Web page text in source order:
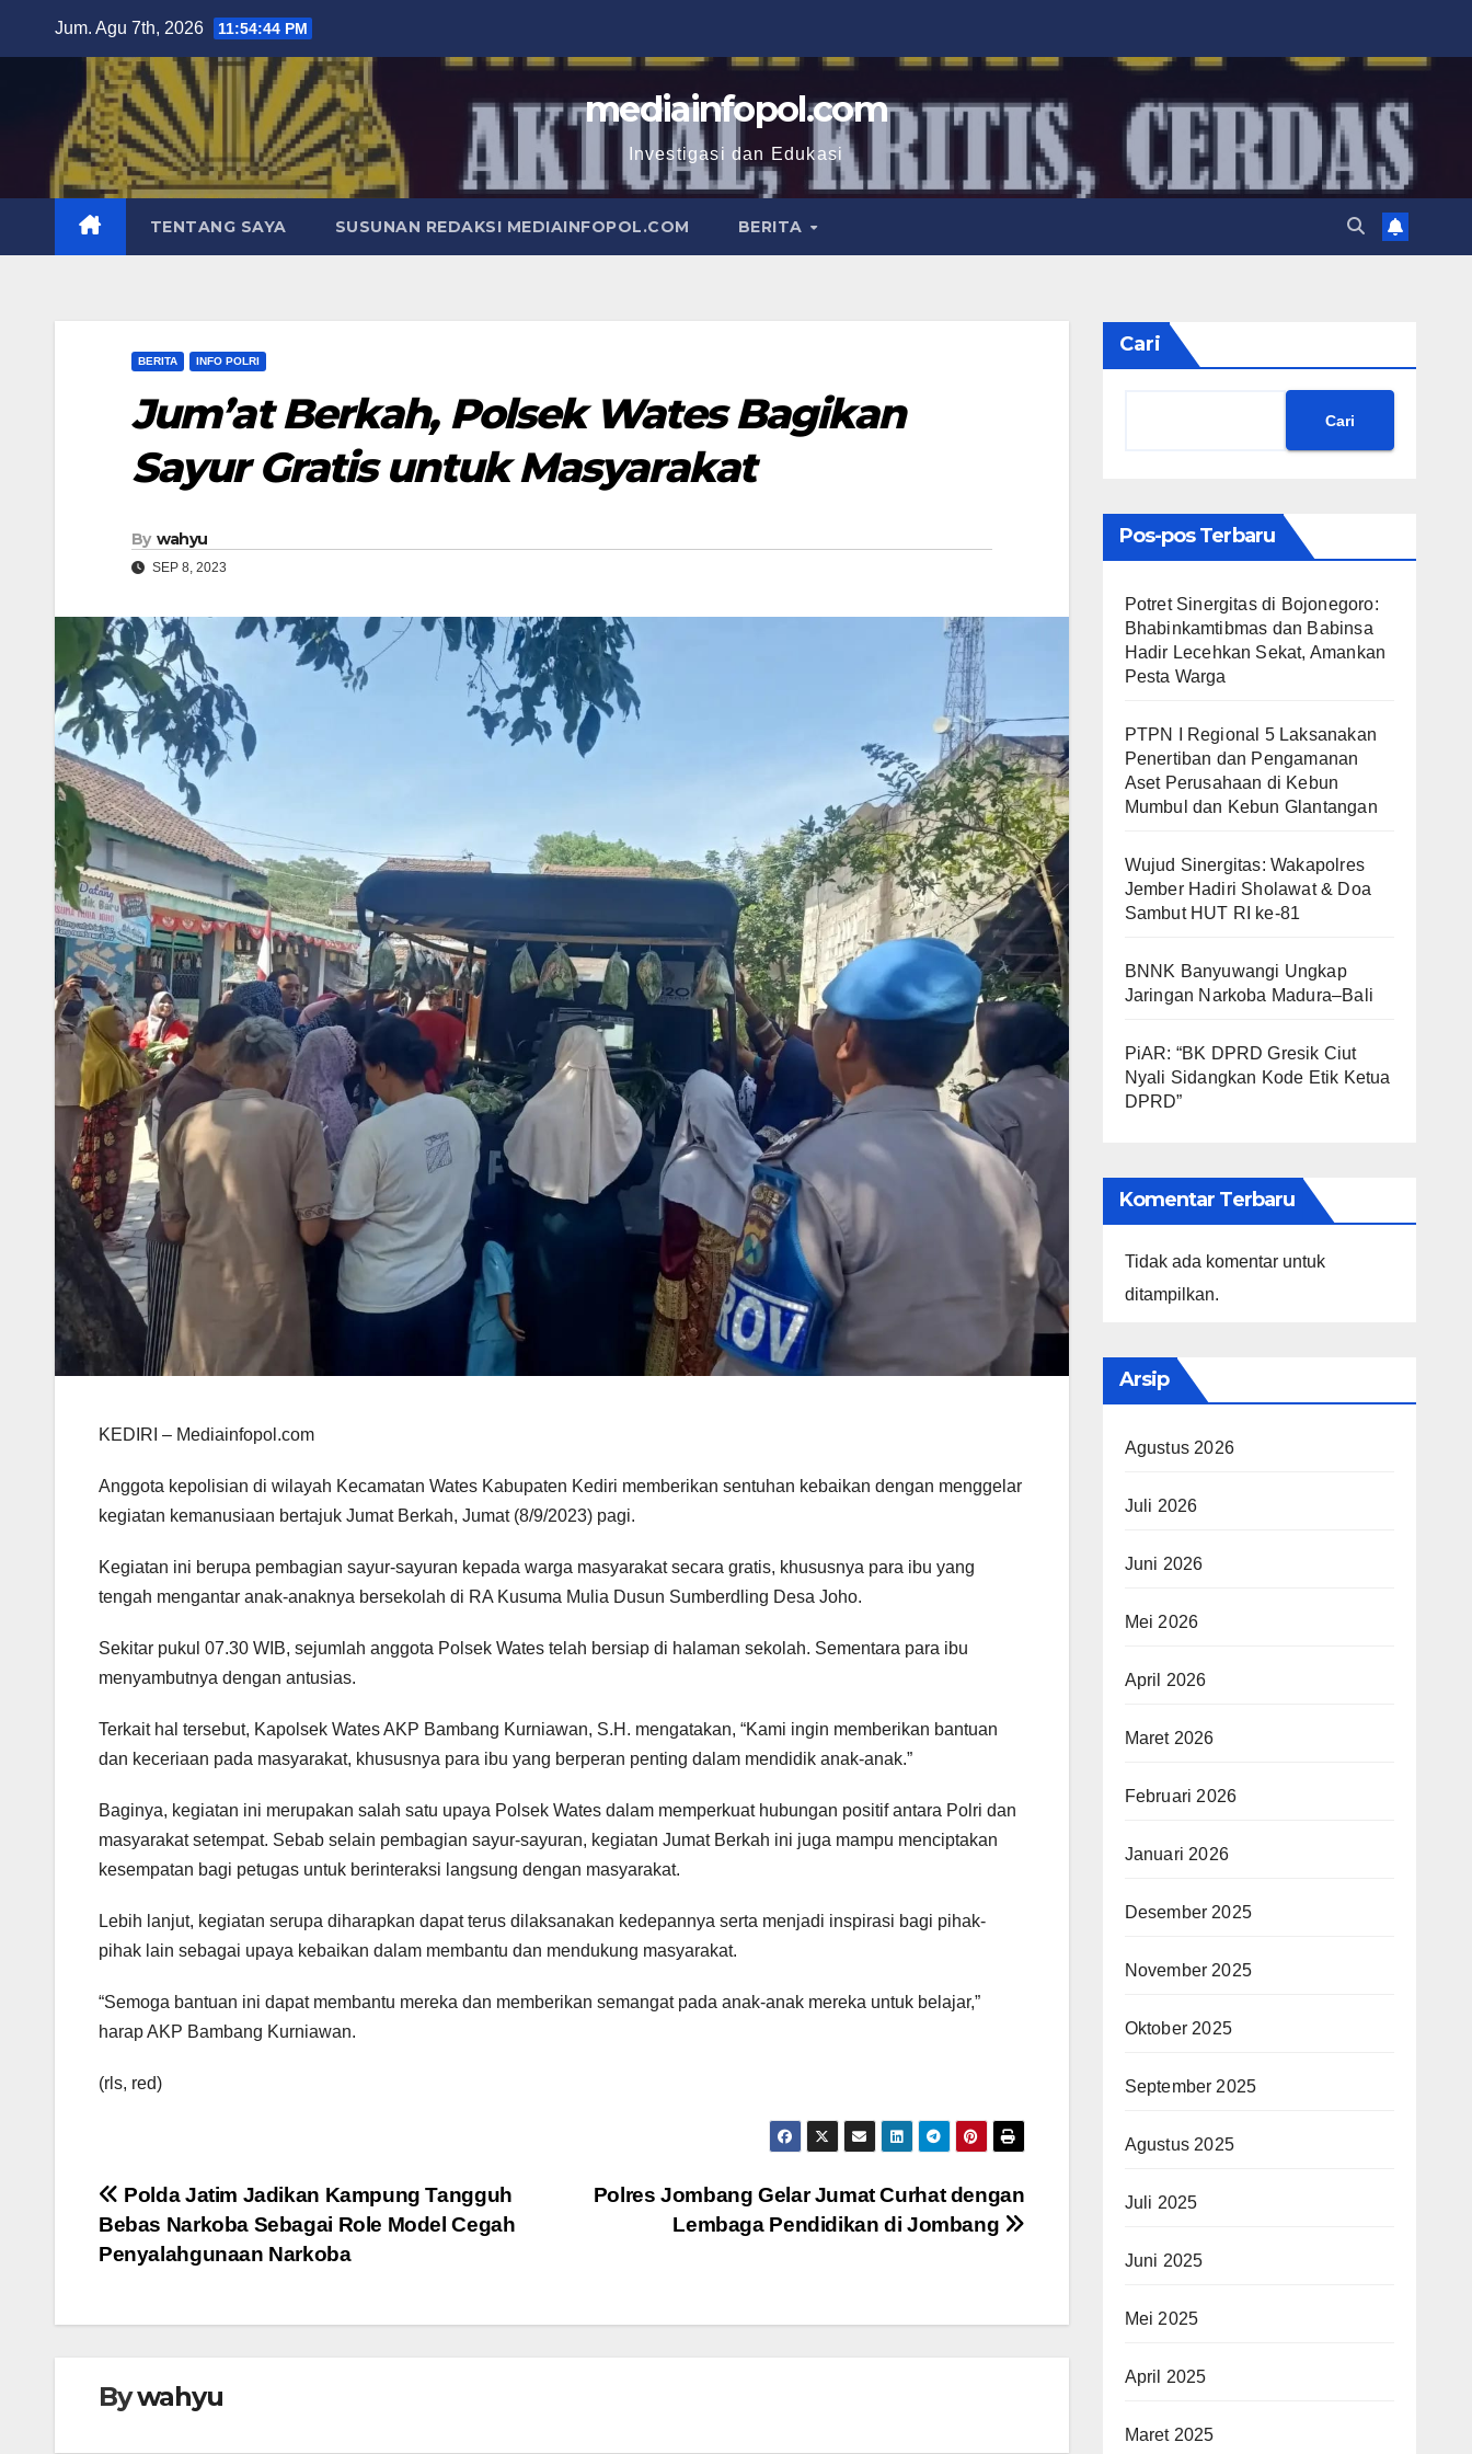
Jum. Agu 7th, 2026 11:54:46 PM
mediainfopol.com
Investigasi dan Edukasi
TENTANG SAYA SUSUNAN REDAKSI MEDIAINFOPOL.COM BERITA
BERITA INFO POLRI
Jum’at Berkah, Polsek Wates Bagikan
Sayur Gratis untuk Masyarakat
By wahyu
SEP 8, 2023
KEDIRI – Mediainfopol.com
Anggota kepolisian di wilayah Kecamatan Wates Kabupaten Kediri memberikan sentuhan kebaikan dengan menggelar
kegiatan kemanusiaan bertajuk Jumat Berkah, Jumat (8/9/2023) pagi.
Kegiatan ini berupa pembagian sayur-sayuran kepada warga masyarakat secara gratis, khususnya para ibu yang
tengah mengantar anak-anaknya bersekolah di RA Kusuma Mulia Dusun Sumberdling Desa Joho.
Sekitar pukul 07.30 WIB, sejumlah anggota Polsek Wates telah bersiap di halaman sekolah. Sementara para ibu
menyambutnya dengan antusias.
Terkait hal tersebut, Kapolsek Wates AKP Bambang Kurniawan, S.H. mengatakan, “Kami ingin memberikan bantuan
dan keceriaan pada masyarakat, khususnya para ibu yang berperan penting dalam mendidik anak-anak.”
Baginya, kegiatan ini merupakan salah satu upaya Polsek Wates dalam memperkuat hubungan positif antara Polri dan
masyarakat setempat. Sebab selain pembagian sayur-sayuran, kegiatan Jumat Berkah ini juga mampu menciptakan
kesempatan bagi petugas untuk berinteraksi langsung dengan masyarakat.
Lebih lanjut, kegiatan serupa diharapkan dapat terus dilaksanakan kedepannya serta menjadi inspirasi bagi pihak-
pihak lain sebagai upaya kebaikan dalam membantu dan mendukung masyarakat.
“Semoga bantuan ini dapat membantu mereka dan memberikan semangat pada anak-anak mereka untuk belajar,”
harap AKP Bambang Kurniawan.
(rls, red)
Navigasi
pos
Polres Jombang Gelar Jumat Curhat dengan
Lembaga Pendidikan di Jombang
Polda Jatim Jadikan Kampung Tangguh
Bebas Narkoba Sebagai Role Model Cegah
Penyalahgunaan Narkoba
Bywahyu
Cari
Cari
Pos-pos Terbaru
​Potret Sinergitas di Bojonegoro:
Bhabinkamtibmas dan Babinsa
Hadir Lecehkan Sekat, Amankan
Pesta Warga
PTPN I Regional 5 Laksanakan
Penertiban dan Pengamanan
Aset Perusahaan di Kebun
Mumbul dan Kebun Glantangan
Wujud Sinergitas: Wakapolres
Jember Hadiri Sholawat & Doa
Sambut HUT RI ke-81
BNNK Banyuwangi Ungkap
Jaringan Narkoba Madura–Bali
PiAR: “BK DPRD Gresik Ciut
Nyali Sidangkan Kode Etik Ketua
DPRD”
Komentar Terbaru
Tidak ada komentar untuk
ditampilkan.
Arsip
Agustus 2026
Juli 2026
Juni 2026
Mei 2026
April 2026
Maret 2026
Februari 2026
Januari 2026
Desember 2025
November 2025
Oktober 2025
September 2025
Agustus 2025
Juli 2025
Juni 2025
Mei 2025
April 2025
Maret 2025